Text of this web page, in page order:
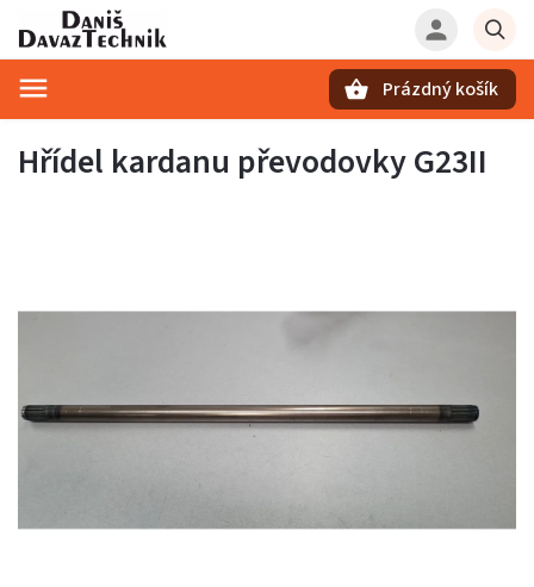
Prázdný košík
Hřídel kardanu převodovky G23II